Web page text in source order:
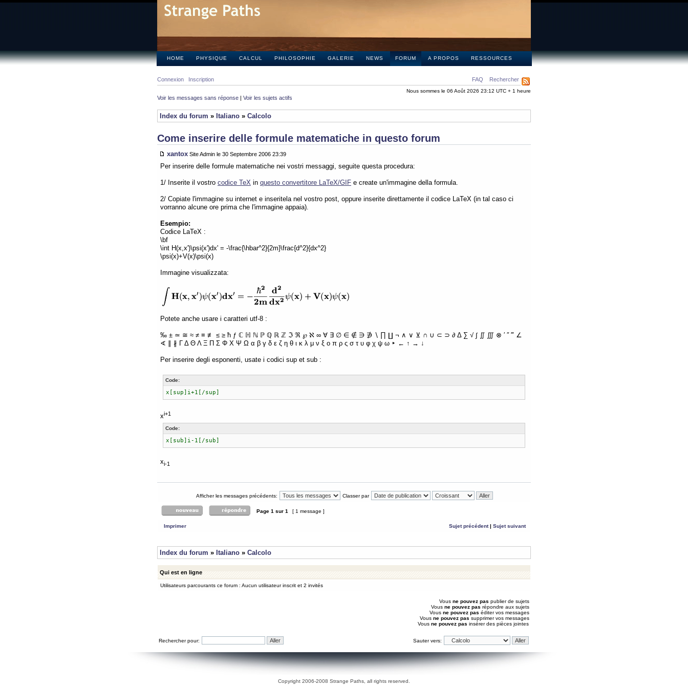
HOME PHYSIQUE CALCUL PHILOSOPHIE GALERIE NEWS FORUM A PROPOS RESSOURCES
FAQ Rechercher
Connexion Inscription
Nous sommes le 06 Août 2026 23:12 UTC + 1 heure
Voir les messages sans réponse | Voir les sujets actifs
Index du forum » Italiano » Calcolo
Come inserire delle formule matematiche in questo forum
xantox Site Admin le 30 Septembre 2006 23:39
Per inserire delle formule matematiche nei vostri messaggi, seguite questa procedura:
1/ Inserite il vostro codice TeX in questo convertitore LaTeX/GIF e create un'immagine della formula.
2/ Copiate l'immagine su internet e inseritela nel vostro post, oppure inserite direttamente il codice LaTeX (in tal caso ci
vorranno alcune ore prima che l'immagine appaia).
Esempio:
Codice LaTeX :
\bf
\int H(x,x')\psi(x')dx' = -\frac{\hbar^2}{2m}\frac{d^2}{dx^2}
\psi(x)+V(x)\psi(x)
Immagine visualizzata:
Potete anche usare i caratteri utf-8 :
‰ ± ≃ ≅ ≈ ≠ ≡ ≢ ≤ ≥ ħ ƒ ℂ ℍ ℕ ℙ ℚ ℝ ℤ ℑ ℜ ℘ ℵ ∞ ∀ ∃ ∅ ∈ ∉ ∋ ∌ ∖ ∏ ∐ ¬ ∧ ∨ ⊻ ∩ ∪ ⊂ ⊃ ∂ Δ ∑ √ ∫ ∬ ∭ ⊗ ′ ″ ‴ ∠
∢ ∥ ∦ Γ Δ Θ Λ Ξ Π Σ Φ Χ Ψ Ω α β γ δ ε ζ η θ ι κ λ μ ν ξ ο π ρ ς σ τ υ φ χ ψ ω ‣ ← ↑ → ↓
Per inserire degli esponenti, usate i codici sup et sub :
Code:
x[sup]i+1[/sup]
xi+1
Code:
x[sub]i-1[/sub]
xi-1
Afficher les messages précédents: Classer par
Page 1 sur 1 [ 1 message ]
Imprimer Sujet précédent| Sujet suivant
Index du forum » Italiano » Calcolo
Qui est en ligne
Utilisateurs parcourants ce forum : Aucun utilisateur inscrit et 2 invités
Vous ne pouvez pas publier de sujets
Vous ne pouvez pas répondre aux sujets
Vous ne pouvez pas éditer vos messages
Vous ne pouvez pas supprimer vos messages
Vous ne pouvez pas insérer des pièces jointes
Rechercher pour: Sauter vers:
Copyright 2006-2008 Strange Paths, all rights reserved.